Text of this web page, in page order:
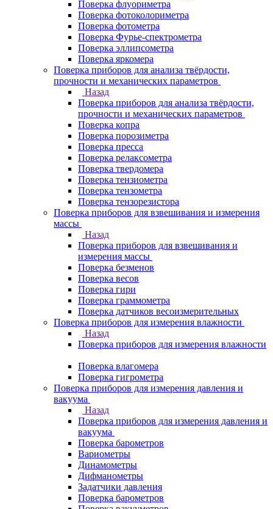
Поверка флуориметра
Поверка фотоколориметра
Поверка фотометра
Поверка Фурье-спектрометра
Поверка эллипсометра
Поверка яркомера
Поверка приборов для анализа твёрдости,
прочности и механических параметров
Назад
Поверка приборов для анализа твёрдости,
прочности и механических параметров
Поверка копра
Поверка порозиметра
Поверка пресса
Поверка релаксометра
Поверка твердомера
Поверка тензиометра
Поверка тензометра
Поверка тензорезистора
Поверка приборов для взвешивания и измерения
массы
Назад
Поверка приборов для взвешивания и
измерения массы
Поверка безменов
Поверка весов
Поверка гири
Поверка граммометра
Поверка датчиков весоизмерительных
Поверка приборов для измерения влажности
Назад
Поверка приборов для измерения влажности
Поверка влагомера
Поверка гигрометра
Поверка приборов для измерения давления и
вакуума
Назад
Поверка приборов для измерения давления и
вакуума
Поверка барометров
Вариометры
Динамометры
Дифманометры
Задатчики давления
Поверка барометров